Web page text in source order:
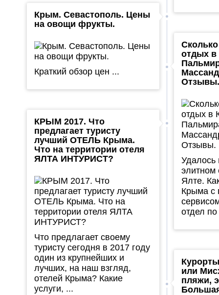
Крым. Севастополь. Цены
на овощи фрукты.
Краткий обзор цен ...
отдых
Удалось
элитном
Ялте.
Крыма с
отдел по
КРЫМ 2017. Что
предлагает туристу
лучший ОТЕЛЬ Крыма.
Что на территории отеля
ЯЛТА ИНТУРИСТ?
Что предлагает своему
туристу сегодня в 2017 году
один из крупнейших и
лучших, на наш взгляд,
отелей Крыма? Какие
услуги, ...
или
пляжи,